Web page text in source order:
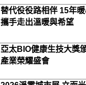
替代役役路相伴 15年暖
攜手走出溫暖與希望
亞太BIO健康生技大獎
產業榮耀盛會